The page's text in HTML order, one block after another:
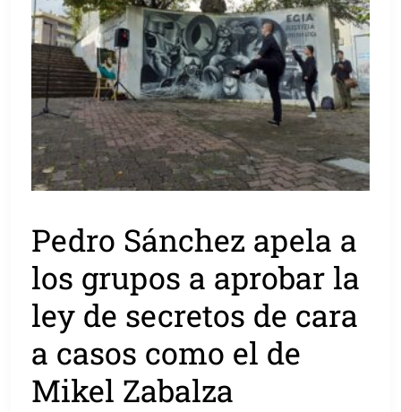
Pedro Sánchez apela a
los grupos a aprobar la
ley de secretos de cara
a casos como el de
Mikel Zabalza